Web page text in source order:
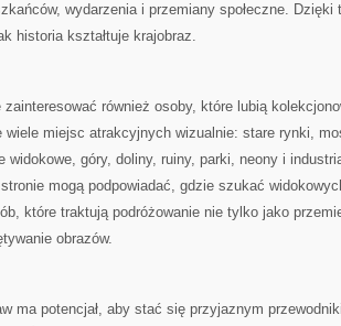
wydarzenia i przemiany społeczne.
historia kształtuje krajobraz.
zainteresować również osoby, które lubią
wiele miejsc atrakcyjnych wizualnie: stare rynki,
widokowe, góry, doliny, ruiny, parki, neony i
mogą podpowiadać, gdzie szukać
które traktują podróżowanie nie tylko jako
obrazów.
ma potencjał, aby stać się przyjaznym